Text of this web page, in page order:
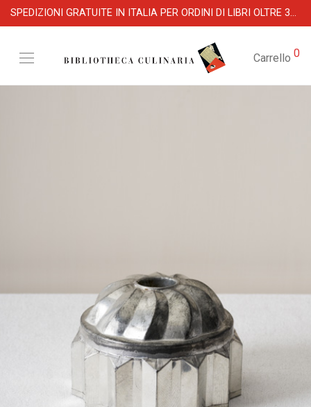
SPEDIZIONI GRATUITE IN ITALIA PER ORDINI DI LIBRI OLTRE 39 €
Carrello 0